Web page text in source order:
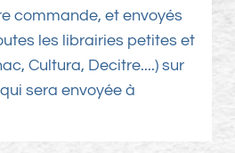
commande, et envoyés
les librairies petites et
Cultura, Decitre....) sur
sera envoyée à